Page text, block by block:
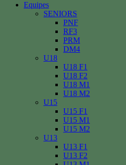
Equipes
SENIORS
PNF
RF3
PRM
DM4
U18
U18 F1
U18 F2
U18 M1
U18 M2
U15
U15 F1
U15 M1
U15 M2
U13
U13 F1
U13 F2